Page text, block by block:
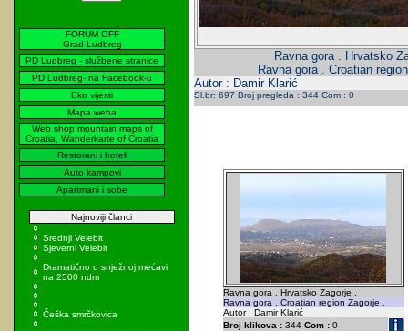
FORUM OFF
Grad Ludbreg
PD Ludbreg - službene stranice
PD Ludbreg- na Facebook-u
Eko vijesti
Mapa weba
Web shop mountain maps of
Croatia, Wanderkarte of Croatia
Restorani i hoteli
Auto kampovi
Apartmani i sobe
Najnoviji članci
Srednji Velebit
Sjeverni Velebit
Dramatično u snježnoj mećavi
na 2500 ndm
Češka smrčkovica
Ravna gora . Hrvatsko
Ravna gora . Croatian
Autor : Damir Klarić
Sl.br: 697 Broj pregleda : 344 Com : 0
Ravna gora . Hrvatsko Zagorje .
Ravna gora . Croatian region Zagorje .
Autor : Damir Klarić
Broj klikova :344 Com :0